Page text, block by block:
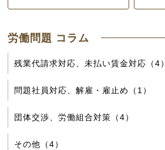
労働問題 コラム
残業代請求対応、未払い賃金対応（4）
問題社員対応、解雇・雇止め（1）
団体交渉、労働組合対策（4）
その他（4）